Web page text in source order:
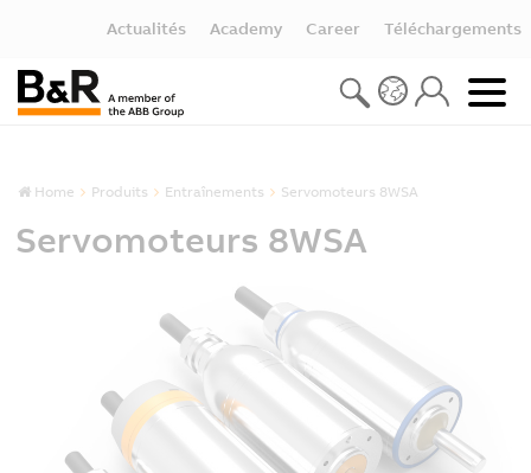
Actualités Academy Career Téléchargements
Home Produits Entraînements Servomoteurs 8WSA
Servomoteurs 8WSA